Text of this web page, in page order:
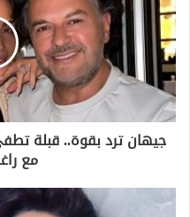
جيهان ترد بقوة.. قبلة
مع